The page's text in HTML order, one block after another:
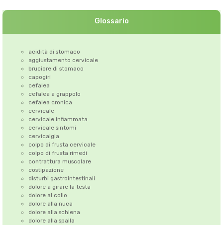
Glossario
acidità di stomaco
aggiustamento cervicale
bruciore di stomaco
capogiri
cefalea
cefalea a grappolo
cefalea cronica
cervicale
cervicale infiammata
cervicale sintomi
cervicalgia
colpo di frusta cervicale
colpo di frusta rimedi
contrattura muscolare
costipazione
disturbi gastrointestinali
dolore a girare la testa
dolore al collo
dolore alla nuca
dolore alla schiena
dolore alla spalla